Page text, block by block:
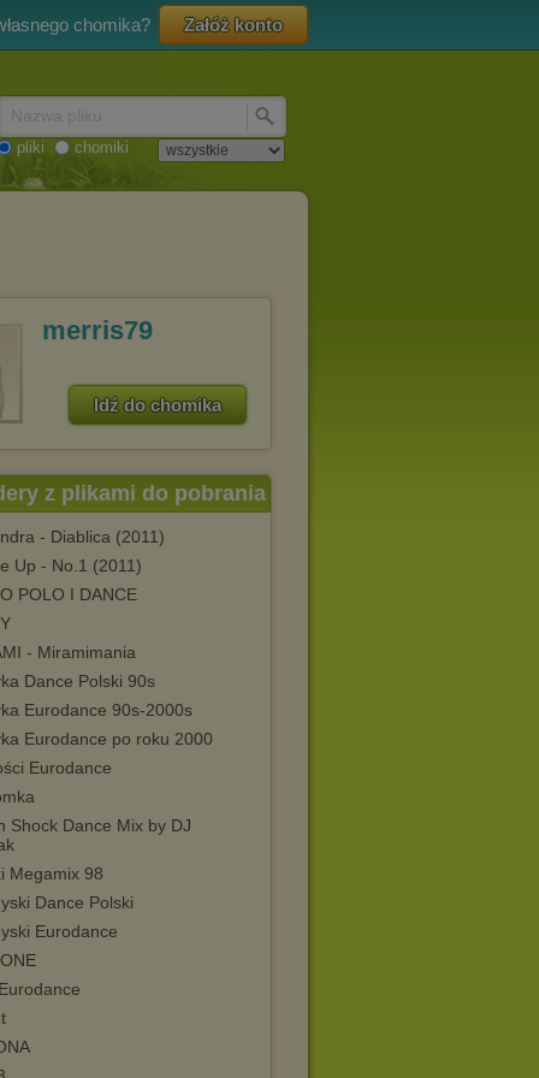
chomika? Załóż konto
pliki chomiki
merris79
Idź do chomika
z plikami do pobrania
- Diablica (2011)
Up - No.1 (2011)
POLO I DANCE
- Miramimania
Dance Polski 90s
Eurodance 90s-2000s
Eurodance po roku 2000
Eurodance
Shock Dance Mix by DJ
Megamix 98
Dance Polski
Eurodance